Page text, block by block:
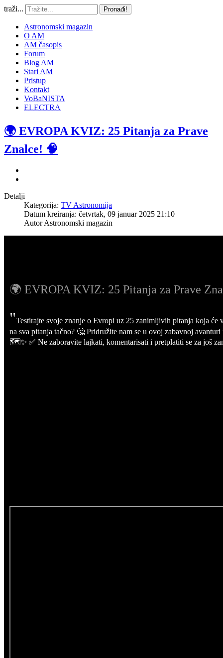
traži... Pronađi!
Astronomski magazin
O AM
AM časopis
Forum
Blog AM
Stari AM
Pristup
Kontakt
VoBaNISTA
ELECTRA
🌍 EVROPA KVIZ: 25 Pitanja za Prave
Znalce! 🧠
Detalji
Kategorija: TV Astronomija
Datum kreiranja: četvrtak, 09 januar 2025 21:10
AutorAstronomski magazin
🌍 EVROPA KVIZ: 25 Pitanja za Prave
"Testirajte svoje znanje o Evropi uz 25 zanimljivih pitanja koja
na sva pitanja tačno? 🤔 Pridružite nam se u ovoj zabavnoj
🗺️✨ ✅ Ne zaboravite lajkati, komentarisati i pretplatiti se za još